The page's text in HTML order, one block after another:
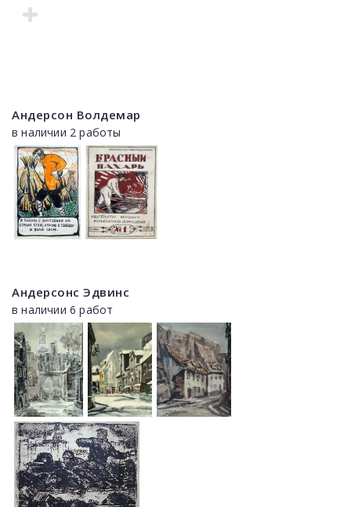
Андерсон Волдемар
в наличии 2 работы
Андерсонс Эдвинс
в наличии 6 работ